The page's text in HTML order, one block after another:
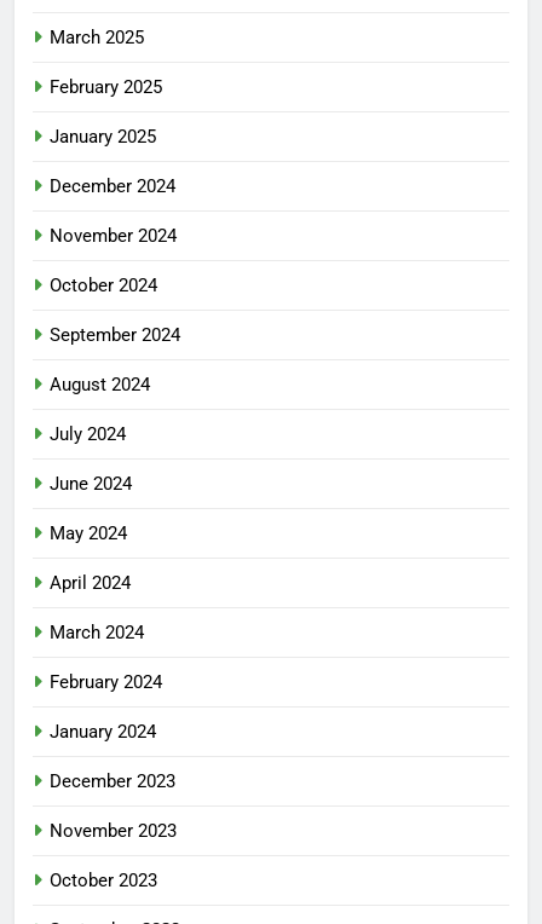
March 2025
February 2025
January 2025
December 2024
November 2024
October 2024
September 2024
August 2024
July 2024
June 2024
May 2024
April 2024
March 2024
February 2024
January 2024
December 2023
November 2023
October 2023